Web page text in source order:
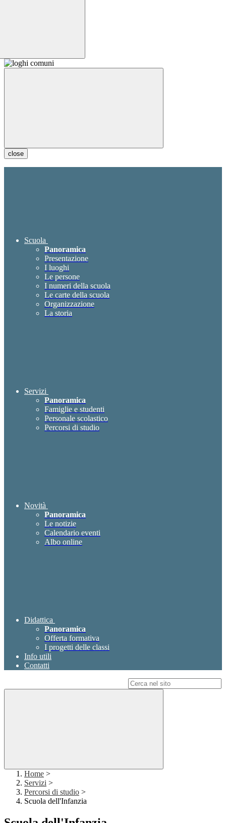
close
Scuola
Panoramica
Presentazione
I luoghi
Le persone
I numeri della scuola
Le carte della scuola
Organizzazione
La storia
Servizi
Panoramica
Famiglie e studenti
Personale scolastico
Percorsi di studio
Novità
Panoramica
Le notizie
Calendario eventi
Albo online
Didattica
Panoramica
Offerta formativa
I progetti delle classi
Info utili
Contatti
Home >
Servizi >
Percorsi di studio >
Scuola dell'Infanzia